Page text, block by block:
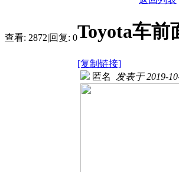
查看: 2872|回复: 0Toyota车前
[复制链接]
匿名 发表于 2019-